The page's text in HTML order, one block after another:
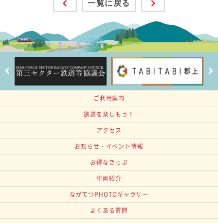
一覧に戻る
ご利用案内
鉄道を楽しもう！
アクセス
お知らせ・イベント情報
お得なきっぷ
車両紹介
ながてつPHOTOギャラリー
よくある質問